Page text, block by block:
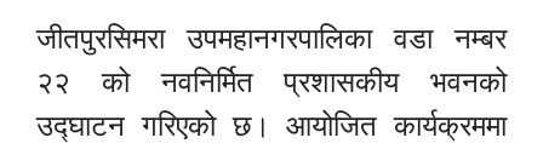
जीतपुरसिमरा उपमहानगरपालिका वडा नम्बर
२२ को नवनिर्मित प्रशासकीय भवनको
उद्घाटन गरिएको छ। आयोजित कार्यक्रममा